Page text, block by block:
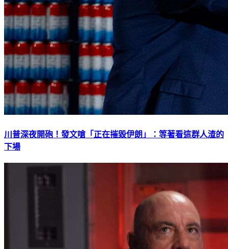
川普深夜開砲！發文嗆「正在摧毀伊朗」：等著看這群人渣的
下場